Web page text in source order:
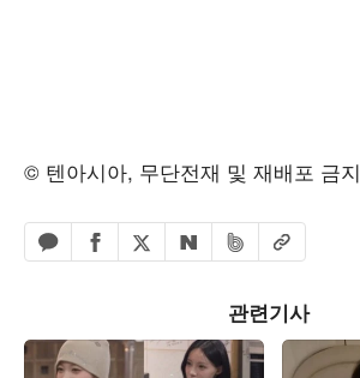
© 텐아시아, 무단전재 및 재배포 금지
카카오톡 공유하기
페이스북 공유하기
엑스 공유하기
네이버 공유하기
밴드 공유하기
URL복사
관련기사